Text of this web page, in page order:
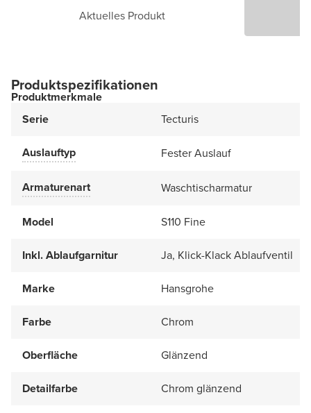
Aktuelles Produkt
Produktspezifikationen
Produktmerkmale
Serie
Tecturis
Auslauftyp Fester Auslauf
Armaturenart Waschtischarmatur
Model S110 Fine
Inkl. Ablaufgarnitur Ja, Klick-Klack Ablaufventil
Marke Hansgrohe
Farbe Chrom
Oberfläche Glänzend
Detailfarbe Chrom glänzend